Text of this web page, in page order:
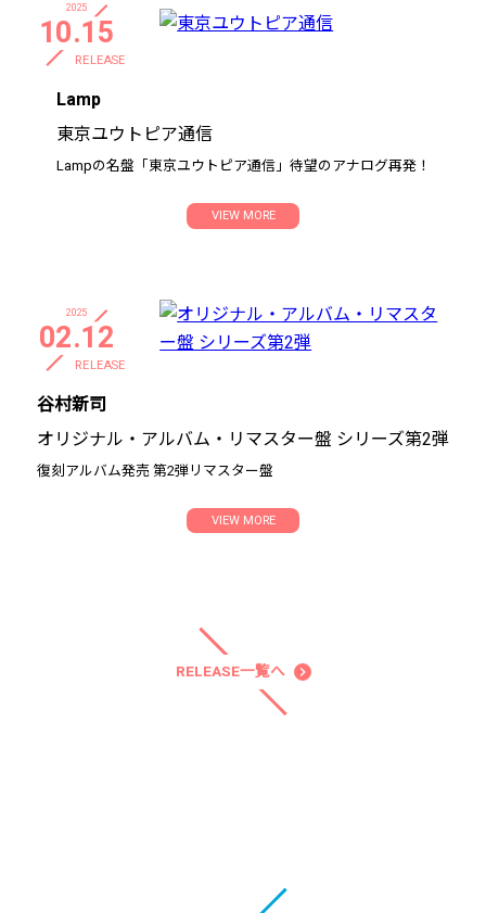
2025
10.15
RELEASE
Lamp
東京ユウトピア通信
Lampの名盤「東京ユウトピア通信」待望のアナログ再発！
VIEW MORE
2025
02.12
RELEASE
谷村新司
オリジナル・アルバム・リマスター盤 シリーズ第2弾
復刻アルバム発売 第2弾リマスター盤
VIEW MORE
RELEASE一覧へ navigate_next